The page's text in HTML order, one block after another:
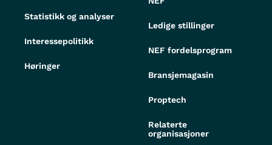
Statistikk og analyser
Interessepolitikk
Høringer
Ledige stillinger
NEF fordelsprogram
Bransjemagasin
Proptech
Relaterte
organisasjoner